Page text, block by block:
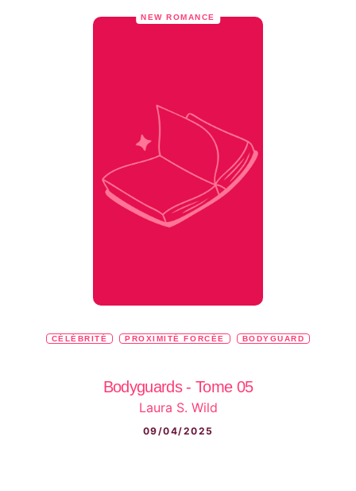
NEW ROMANCE
CÉLÉBRITÉ PROXIMITÉ FORCÉE BODYGUARD
Bodyguards - Tome 05
Laura S. Wild
09/04/2025